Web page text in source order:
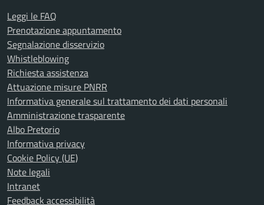
Leggi le FAQ
Prenotazione appuntamento
Segnalazione disservizio
Whistleblowing
Richiesta assistenza
Attuazione misure PNRR
Informativa generale sul trattamento dei dati personali
Amministrazione trasparente
Albo Pretorio
Informativa privacy
Cookie Policy (UE)
Note legali
Intranet
Feedback accessibilità